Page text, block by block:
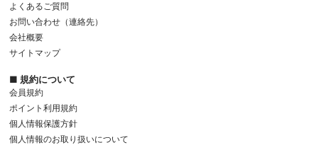
よくあるご質問
お問い合わせ（連絡先）
会社概要
サイトマップ
■ 規約について
会員規約
ポイント利用規約
個人情報保護方針
個人情報のお取り扱いについて